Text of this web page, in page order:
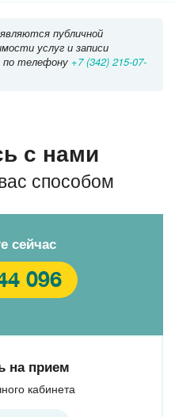
публичной
услуг и записи
по телефону +7 (342) 215-07-
с нами
способом
сейчас
096
на прием
кабинета